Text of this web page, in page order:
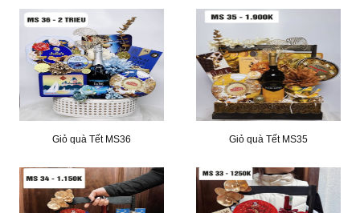
Giỏ quà Tết MS36 Giỏ quà Tết MS35